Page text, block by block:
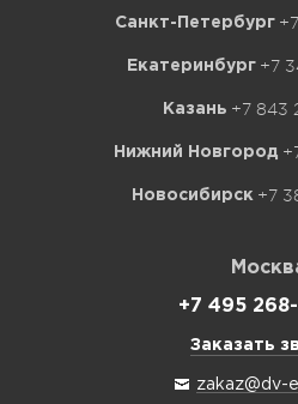
Санкт-Петербург
Екатеринбург +7
Казань +7 843
Нижний Новгород
Новосибирск +7
+7 495
Заказать
zakaz@dv-